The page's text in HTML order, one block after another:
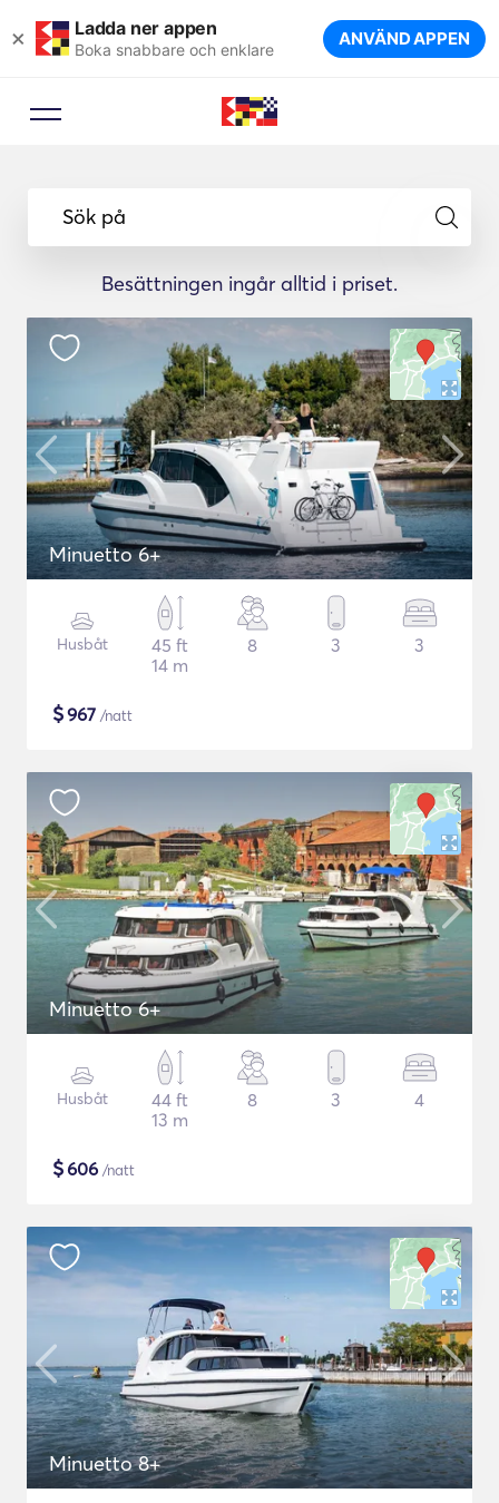
× Ladda ner appen
Boka snabbare och enklare ANVÄND APPEN
Sök på
Besättningen ingår alltid i priset.
Minuetto 6+
Husbåt
45 ft
14 m
8 3 3
$967 /natt
Minuetto 6+
Husbåt
44 ft
13 m
8 3 4
$606 /natt
Minuetto 8+